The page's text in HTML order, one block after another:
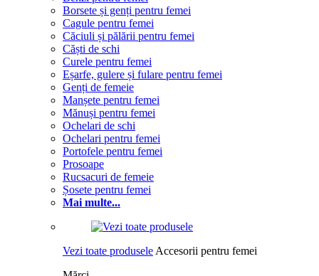
Borsete și genți pentru femei
Cagule pentru femei
Căciuli și pălării pentru femei
Căști de schi
Curele pentru femei
Eșarfe, gulere și fulare pentru femei
Genți de femeie
Manșete pentru femei
Mănuși pentru femei
Ochelari de schi
Ochelari pentru femei
Portofele pentru femei
Prosoape
Rucsacuri de femeie
Șosete pentru femei
Mai multe...
Vezi toate produsele Accesorii pentru femei